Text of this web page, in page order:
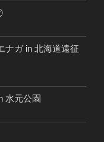
ナガ in 北海道遠征
水元公園